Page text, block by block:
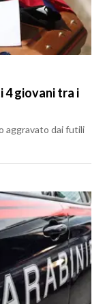
4 giovani tra i
aggravato dai futili